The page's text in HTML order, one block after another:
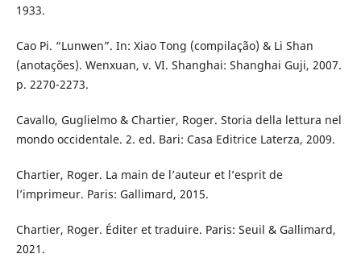
1933.
Cao Pi. “Lunwen”. In: Xiao Tong (compilação) & Li Shan
(anotações). Wenxuan, v. VI. Shanghai: Shanghai Guji, 2007.
p. 2270-2273.
Cavallo, Guglielmo & Chartier, Roger. Storia della lettura nel
mondo occidentale. 2. ed. Bari: Casa Editrice Laterza, 2009.
Chartier, Roger. La main de l’auteur et l’esprit de
l’imprimeur. Paris: Gallimard, 2015.
Chartier, Roger. Éditer et traduire. Paris: Seuil & Gallimard,
2021.